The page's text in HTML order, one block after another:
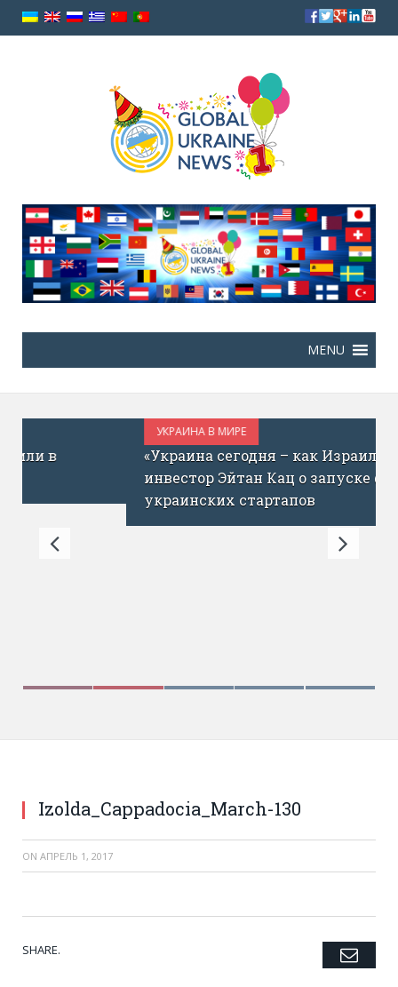
«Украина сегодня – как Израиль до ICQ»:
инвестор Эйтан Кац о запуске фонда для
украинских стартапов
Izolda_Cappadocia_March-130
ON АПРЕЛЬ 1, 2017
SHARE. Twitter
Facebook
Google+
Pinterest
LinkedIn
Tumblr